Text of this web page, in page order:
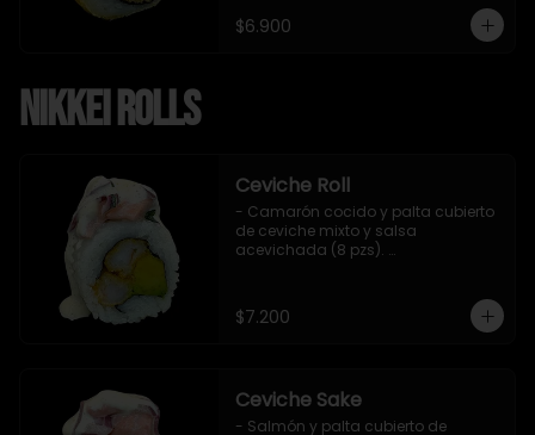
$6.900
Nikkei Rolls
Ceviche Roll
- Camarón cocido y palta cubierto
de ceviche mixto y salsa
acevichada (8 pzs).
$7.200
Ceviche Sake
- Salmón y palta cubierto de